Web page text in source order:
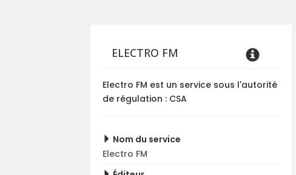
ELECTRO FM
Electro FM est un service sous l'autorité
de régulation : CSA
Nom du service
Electro FM